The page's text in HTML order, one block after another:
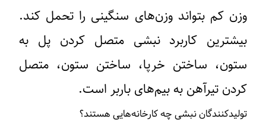
وزن کم بتواند وزن‌های سنگینی را تحمل کند.
بیشترین کاربرد نبشی متصل کردن پل به
ستون، ساختن خرپا، ساختن ستون، متصل
کردن تیرآهن به بیم‌های باربر است.
تولیدکنندگان نبشی چه کارخانه‌هایی هستند؟